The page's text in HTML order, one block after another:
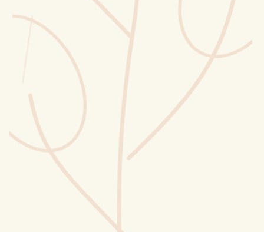
Challenges
Wusstest du?
Sammlungen
Selber machen
Glossar